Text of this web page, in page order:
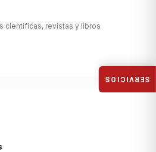
científicas, revistas y libros
SERVICIOS